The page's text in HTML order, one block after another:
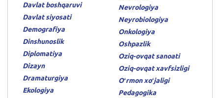
Davlat boshqaruvi
Davlat siyosati
Demografiya
Dinshunoslik
Diplomatiya
Dizayn
Dramaturgiya
Ekologiya
Nevrologiya
Neyrobiologiya
Onkologiya
Oshpazlik
Oziq-ovqat sanoati
Oziq-ovqat xavfsizligi
Oʻrmon xoʻjaligi
Pedagogika